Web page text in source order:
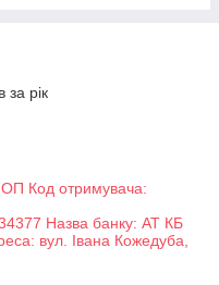
за рік
Код отримувача:
Назва банку: АТ КБ
вул. Івана Кожедуба,